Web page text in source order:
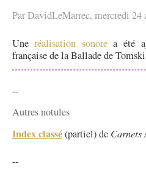
Par DavidLeMarrec, mercredi 24
Uneréalisation sonorea été
française de la Ballade de
--
Autres notules
Index classé(partiel) de Carnets
--